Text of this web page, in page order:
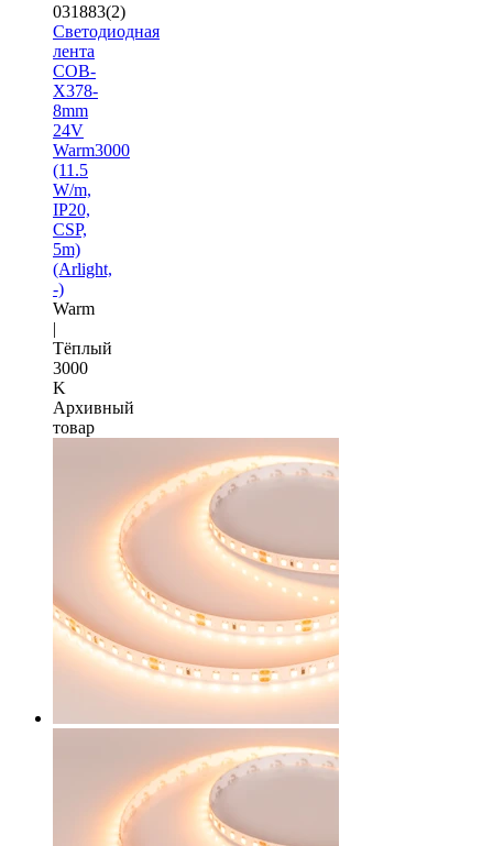
031883(2)
Светодиодная
лента
COB-
X378-
8mm
24V
Warm3000
(11.5
W/m,
IP20,
CSP,
5m)
(Arlight,
-)
Warm
|
Тёплый
3000
K
Архивный
товар